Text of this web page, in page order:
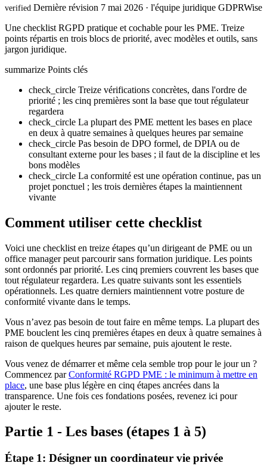
verified Dernière révision 7 mai 2026 · l'équipe juridique GDPRWise
Une checklist RGPD pratique et cochable pour les PME. Treize
points répartis en trois blocs de priorité, avec modèles et outils, sans
jargon juridique.
summarize Points clés
check_circle Treize vérifications concrètes, dans l'ordre de
priorité ; les cinq premières sont la base que tout régulateur
regardera
check_circle La plupart des PME mettent les bases en place
en deux à quatre semaines à quelques heures par semaine
check_circle Pas besoin de DPO formel, de DPIA ou de
consultant externe pour les bases ; il faut de la discipline et les
bons modèles
check_circle La conformité est une opération continue, pas un
projet ponctuel ; les trois dernières étapes la maintiennent
vivante
Comment utiliser cette checklist
Voici une checklist en treize étapes qu’un dirigeant de PME ou un
office manager peut parcourir sans formation juridique. Les points
sont ordonnés par priorité. Les cinq premiers couvrent les bases que
tout régulateur regardera. Les quatre suivants sont les essentiels
opérationnels. Les quatre derniers maintiennent votre posture de
conformité vivante dans le temps.
Vous n’avez pas besoin de tout faire en même temps. La plupart des
PME bouclent les cinq premières étapes en deux à quatre semaines à
raison de quelques heures par semaine, puis ajoutent le reste.
Vous venez de démarrer et même cela semble trop pour le jour un ?
Commencez parConformité RGPD PME : le minimum à mettre en
place, une base plus légère en cinq étapes ancrées dans la
transparence. Une fois ces fondations posées, revenez ici pour
ajouter le reste.
Partie 1 - Les bases (étapes 1 à 5)
Étape 1: Désigner un coordinateur vie privée